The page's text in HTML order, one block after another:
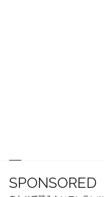
SPONSORED